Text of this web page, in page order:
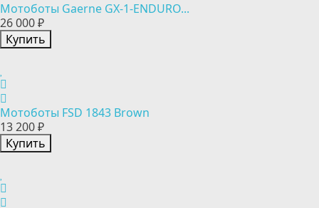
Мотоботы Gaerne GX-1-ENDURO...
26 000 ₽
Купить
Мотоботы FSD 1843 Brown
13 200 ₽
Купить